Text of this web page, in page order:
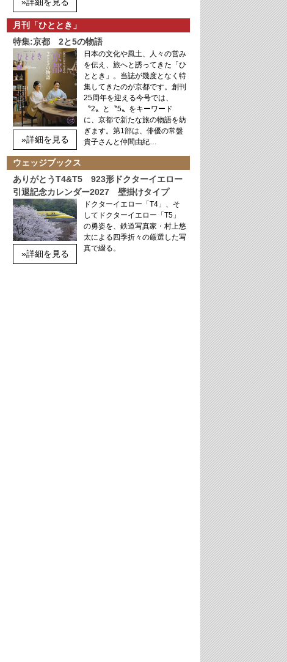
月刊「ひととき」
特集:京都 2と5の物語
»詳細を見る
日本の文化や風土、人々の営み
を伝え、旅へと誘ってきた「ひ
ととき」。当誌が幾度となく特
集してきたのが京都です。創刊
25周年を迎える今号では、
〝2〟と〝5〟をキーワード
に、京都で新たな旅の物語を紡
ぎます。第1部は、俳優の常盤
貴子さんと仲間由紀…
ウェッジブックス
ありがとうT4&T5 923形ドクターイエロー
引退記念カレンダー2027 壁掛けタイプ
»詳細を見る
ドクターイエロー「T4」、そ
してドクターイエロー「T5」
の勇姿を、鉄道写真家・村上悠
太による四季折々の厳選した写
真で綴る。